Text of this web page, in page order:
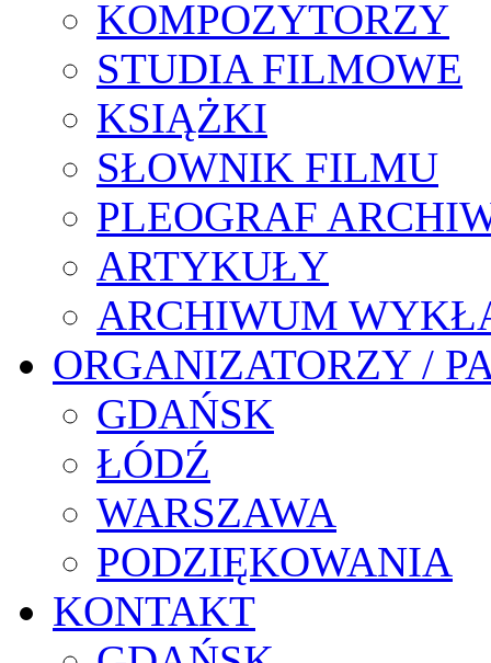
KOMPOZYTORZY
STUDIA FILMOWE
KSIĄŻKI
SŁOWNIK FILMU
PLEOGRAF
ARTYKUŁY
ARCHIWUM
ORGANIZATORZY /
GDAŃSK
ŁÓDŹ
WARSZAWA
PODZIĘKOWANIA
KONTAKT